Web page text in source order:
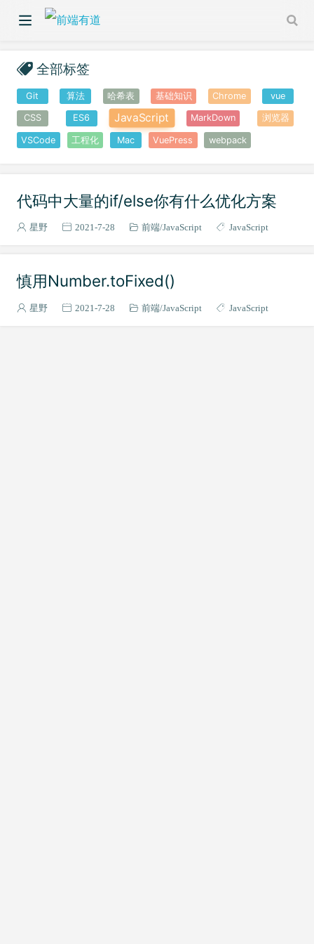
全部标签
Git 算法 哈希表 基础知识 Chrome vue
CSS ES6 JavaScript MarkDown 浏览器
VSCode 工程化 Mac VuePress webpack
代码中大量的if/else你有什么优化方案
星野 2021-7-28 前端 JavaScript JavaScript
慎用Number.toFixed()
星野 2021-7-28 前端 JavaScript JavaScript